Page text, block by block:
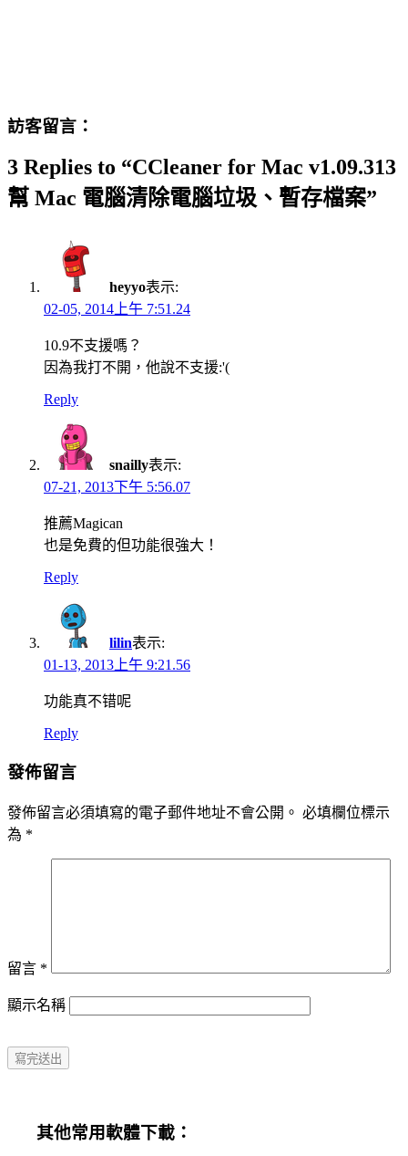
訪客留言：
3 Replies to “CCleaner for Mac v1.09.313
幫 Mac 電腦清除電腦垃圾、暫存檔案”
heyyo表示:
02-05, 2014上午 7:51.24
10.9不支援嗎？
因為我打不開，他說不支援:'(
Reply
snailly表示:
07-21, 2013下午 5:56.07
推薦Magican
也是免費的但功能很強大！
Reply
lilin表示:
01-13, 2013上午 9:21.56
功能真不错呢
Reply
發佈留言
發佈留言必須填寫的電子郵件地址不會公開。 必填欄位標示
為 *
留言 *
顯示名稱
其他常用軟體下載：